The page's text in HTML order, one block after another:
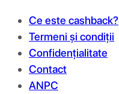
Ce este cashback?
Termeni și condiții
Confidențialitate
Contact
ANPC